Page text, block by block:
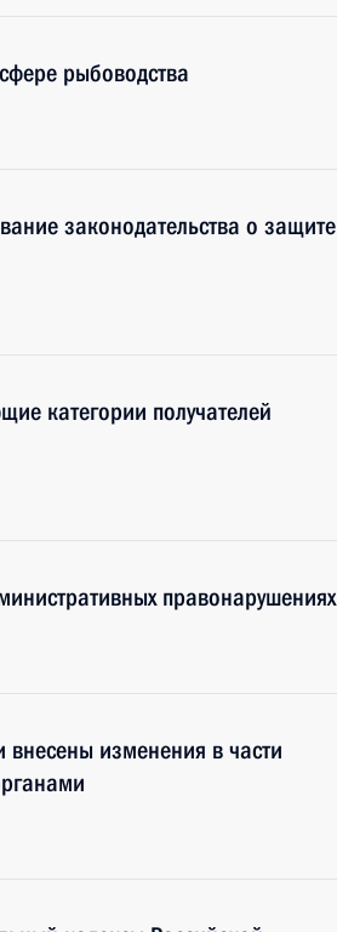
рыбоводства
законодательства о защите
категории получателей
правонарушениях
внесены изменения в части